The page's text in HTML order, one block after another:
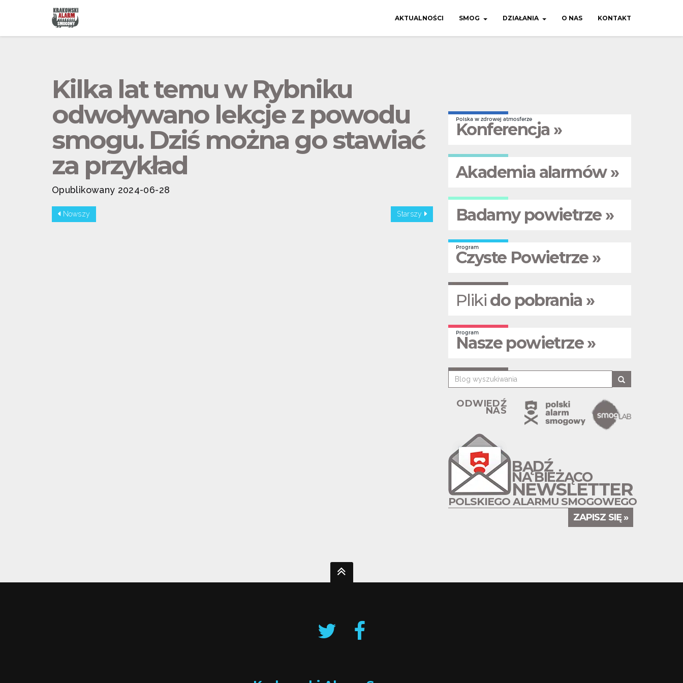
AKTUALNOŚCI SMOG DZIAŁANIA O NAS KONTAKT
Kilka lat temu w Rybniku
odwoływano lekcje z powodu
smogu. Dziś można go stawiać
za przykład
Opublikowany 2024-06-28
Nowszy Starszy
Polska w zdrowej atmosferze
Konferencja »
Akademia alarmów »
Badamy powietrze »
Program
Czyste Powietrze »
Pliki do pobrania »
Program
Nasze powietrze »
ODWIEDŹ
NAS
BĄDŹ
NA BIEŻĄCO
NEWSLETTER
POLSKIEGO ALARMU SMOGOWEGO
ZAPISZ SIĘ »